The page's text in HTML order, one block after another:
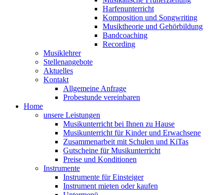
Harfenunterricht
Komposition und Songwriting
Musiktheorie und Gehörbildung
Bandcoaching
Recording
Musiklehrer
Stellenangebote
Aktuelles
Kontakt
Allgemeine Anfrage
Probestunde vereinbaren
Home
unsere Leistungen
Musikunterricht bei Ihnen zu Hause
Musikunterricht für Kinder und Erwachsene
Zusammenarbeit mit Schulen und KiTas
Gutscheine für Musikunterricht
Preise und Konditionen
Instrumente
Instrumente für Einsteiger
Instrument mieten oder kaufen